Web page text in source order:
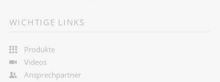
WICHTIGE LINKS
Produkte
Videos
Ansprechpartner